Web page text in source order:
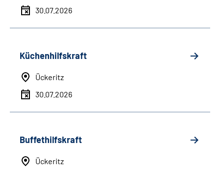
30.07.2026
Küchenhilfskraft
Ückeritz
30.07.2026
Buffethilfskraft
Ückeritz